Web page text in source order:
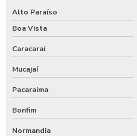
Alto Paraíso
Boa Vista
Caracaraí
Mucajaí
Pacaraima
Bonfim
Normandia